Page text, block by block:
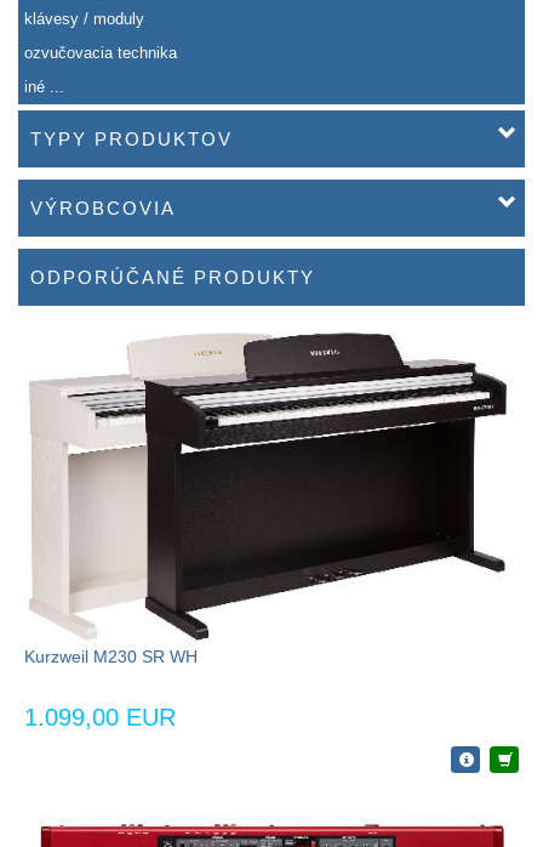
klávesy / moduly
ozvučovacia technika
iné ...
TYPY PRODUKTOV
VÝROBCOVIA
ODPORÚČANÉ PRODUKTY
Kurzweil M230 SR WH
1.099,00 EUR